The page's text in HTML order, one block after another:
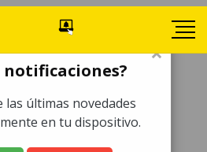
alarma
×
notificaciones?
las últimas novedades
en tu dispositivo.